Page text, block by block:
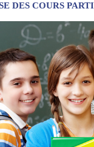
DES COURS